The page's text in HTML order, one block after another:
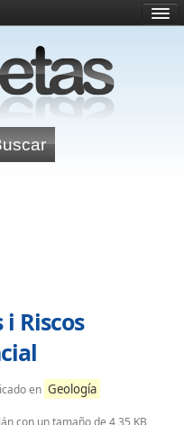
Riscos
en Geología
con un tamaño de 4,35 KB